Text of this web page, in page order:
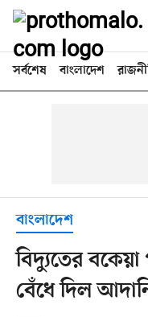
সর্বশেষ বাংলাদেশ
বাংলাদেশ
বিদ্যুতের
বেঁধে দিল